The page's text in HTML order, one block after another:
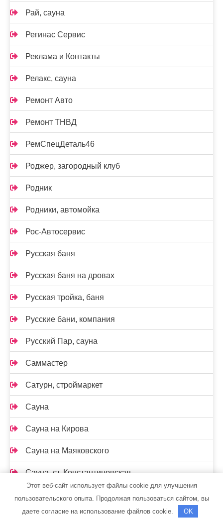
Рай, сауна
Регинас Сервис
Реклама и Контакты
Релакс, сауна
Ремонт Авто
Ремонт ТНВД
РемСпецДеталь46
Роджер, загородный клуб
Родник
Родники, автомойка
Рос-Автосервис
Русская баня
Русская баня на дровах
Русская тройка, баня
Русские бани, компания
Русский Пар, сауна
Саммастер
Сатурн, строймаркет
Сауна
Сауна на Кирова
Сауна на Маяковского
Сауна, ст. Константиновская
Сафари, гостиница
Семь+Я
Этот веб-сайт использует файлы cookie для улучшения
пользовательского опыта. Продолжая пользоваться сайтом, вы
даете согласие на использование файлов cookie.
OK